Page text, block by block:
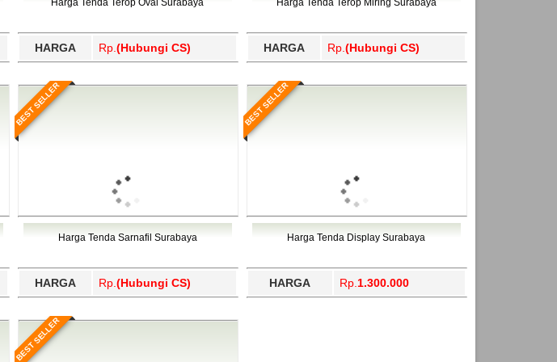
HARGA Rp. (Hubungi CS) HARGA Rp. (Hubungi CS)
BEST SELLER
Harga Tenda Sarnafil Surabaya
HARGA Rp. (Hubungi CS)
BEST SELLER
Harga Tenda Display Surabaya
HARGA Rp. 1.300.000
BEST SELLER